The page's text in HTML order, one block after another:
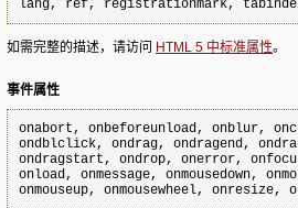
lang, ref, registrationmark,
如需完整的描述，请访问 HTML 5 中标准属性。
事件属性
onabort, onbeforeunload, onblur,
ondblclick, ondrag, ondragend,
ondragstart, ondrop, onerror,
onload, onmessage, onmousedown,